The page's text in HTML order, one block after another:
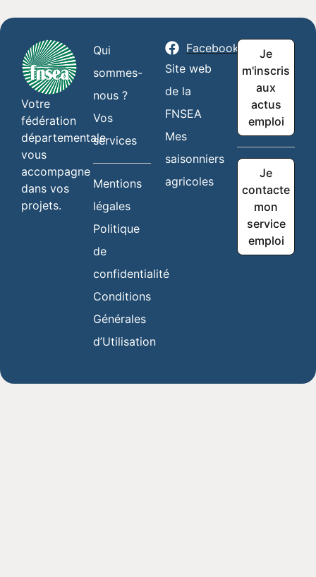
Votre
fédération
départementale
vous
accompagne
dans vos
projets.
Qui
sommes-
nous ?
Vos
services
Mentions
légales
Politique
de
confidentialité
Conditions
Générales
d’Utilisation
Facebook
Site web
de la
FNSEA
Mes
saisonniers
agricoles
Je
m'inscris
aux
actus
emploi
Je
contacte
mon
service
emploi